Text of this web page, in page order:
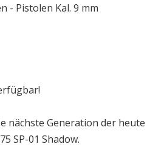
- Pistolen Kal. 9 mm
nächste Generation der heute
SP-01 Shadow.